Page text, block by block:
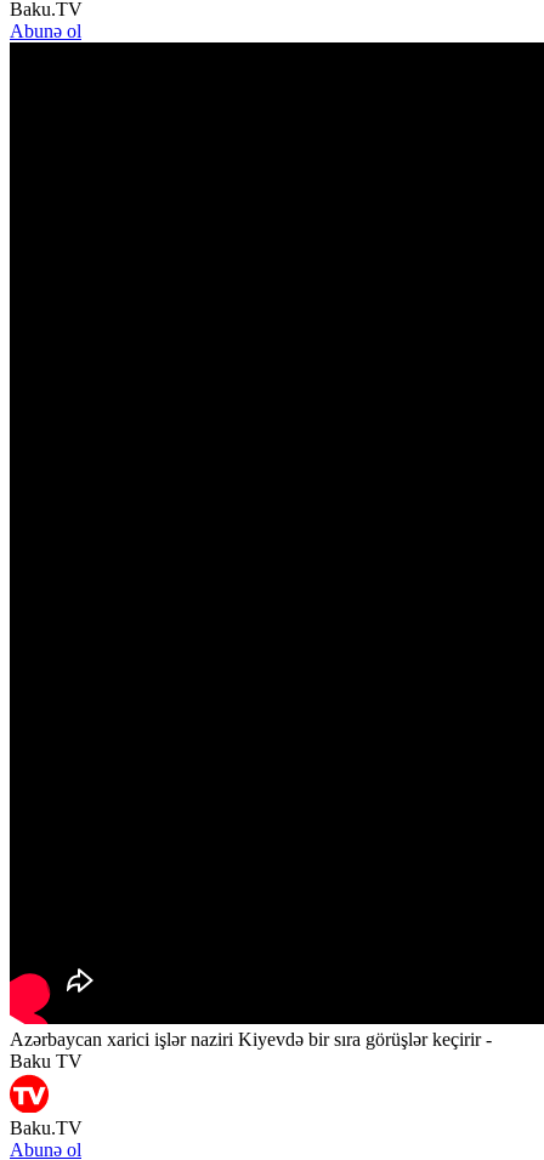
Baku.TV
Abunə ol
Azərbaycan xarici işlər naziri Kiyevdə bir sıra görüşlər keçirir -
Baku TV
Baku.TV
Abunə ol